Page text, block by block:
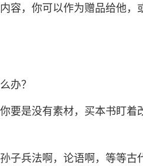
，你可以作为赠品给他，
办？
是没有素材，买本书盯着
兵法啊，论语啊，等等古